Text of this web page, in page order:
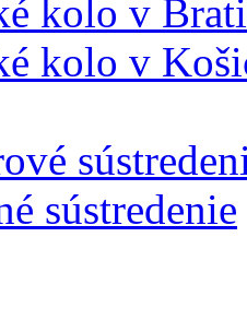
kolo v
kolo v
sústredenie